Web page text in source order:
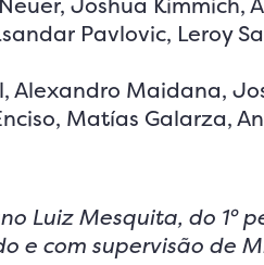
Pavlovic, Leroy
Alexandro Maidana,
Matías Galarza,
Luiz Mesquita, do 1°
e com supervisão de